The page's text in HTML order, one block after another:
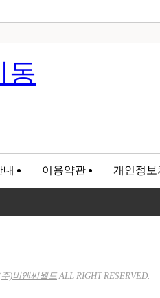
내 이용약관 개인정보
)비앤씨월드ALL RIGHT RESERVED.